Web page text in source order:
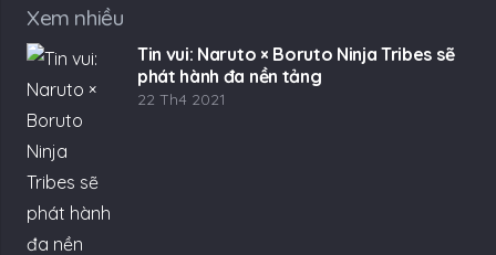
Xem nhiều
Tin vui: Naruto × Boruto Ninja Tribes sẽ
phát hành đa nền tảng
22 Th4 2021